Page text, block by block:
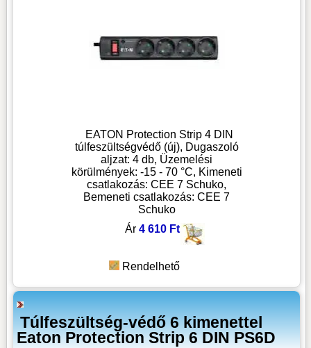
EATON Protection Strip 4 DIN
túlfeszültségvédő (új), Dugaszoló
aljzat: 4 db, Üzemelési
körülmények: -15 - 70 °C, Kimeneti
csatlakozás: CEE 7 Schuko,
Bemeneti csatlakozás: CEE 7
Schuko
Ár 4 610 Ft
Rendelhető
Túlfeszültség-védő 6 kimenettel
Eaton Protection Strip 6 DIN PS6D